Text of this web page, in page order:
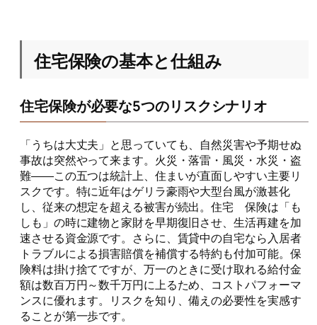
住宅保険の基本と仕組み
住宅保険が必要な5つのリスクシナリオ
「うちは大丈夫」と思っていても、自然災害や予期せぬ
事故は突然やって来ます。火災・落雷・風災・水災・盗
難――この五つは統計上、住まいが直面しやすい主要リ
スクです。特に近年はゲリラ豪雨や大型台風が激甚化
し、従来の想定を超える被害が続出。住宅 保険は「も
しも」の時に建物と家財を早期復旧させ、生活再建を加
速させる資金源です。さらに、賃貸中の自宅なら入居者
トラブルによる損害賠償を補償する特約も付加可能。保
険料は掛け捨てですが、万一のときに受け取れる給付金
額は数百万円～数千万円に上るため、コストパフォーマ
ンスに優れます。リスクを知り、備えの必要性を実感す
ることが第一歩です。